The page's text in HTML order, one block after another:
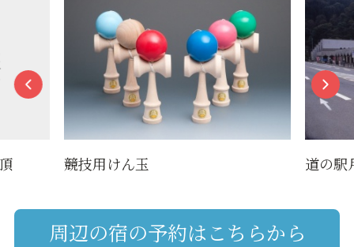
競技用けん玉 道の駅
周辺の宿の予約はこちらから